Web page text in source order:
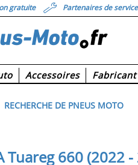
gratuite Partenaires de service
Accessoires Fabricant
RECHERCHE DE PNEUS MOTO
Tuareg 660 (2022